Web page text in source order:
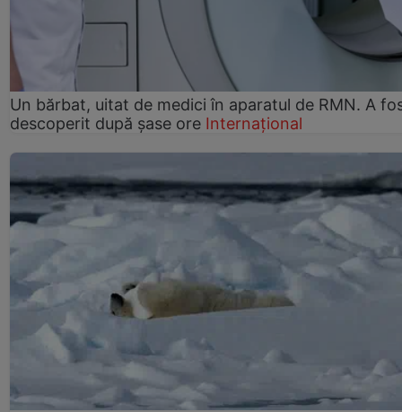
Un bărbat, uitat de medici în aparatul de RMN. A
descoperit după șase ore Internațional